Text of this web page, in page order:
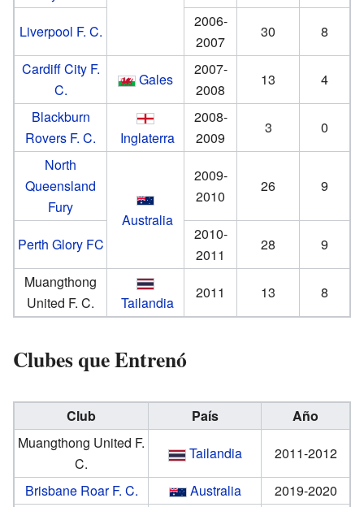
Liverpool F. C.
2006-
2007
30
8
Cardiff City F.
C.
Gales
2007-
2008
13
4
Blackburn
Rovers F. C.
Inglaterra
2008-
2009
3
0
North
Queensland
Fury
Australia
2009-
2010
26 9
Perth Glory FC
2010-
2011
28
9
Muangthong
United F. C.
Tailandia
2011 13 8
Clubes que Entrenó
Club País
Año
Muangthong United F.
C.
Tailandia
2011-2012
Brisbane Roar F. C.
Australia
2019-2020